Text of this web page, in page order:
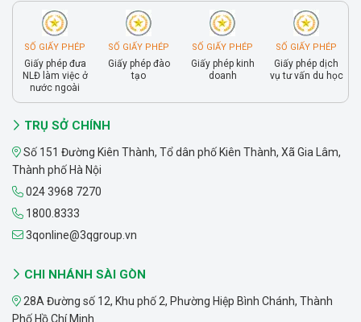
SỐ GIẤY PHÉP
Giấy phép đưa
NLĐ làm việc ở
nước ngoài
SỐ GIẤY PHÉP
Giấy phép đào
tạo
SỐ GIẤY PHÉP
Giấy phép kinh
doanh
SỐ GIẤY PHÉP
Giấy phép dịch
vụ tư vấn du học
TRỤ SỞ CHÍNH
Số 151 Đường Kiên Thành, Tổ dân phố Kiên Thành, Xã Gia Lâm,
Thành phố Hà Nội
024 3968 7270
1800.8333
3qonline@3qgroup.vn
CHI NHÁNH SÀI GÒN
28A Đường số 12, Khu phố 2, Phường Hiệp Bình Chánh, Thành
Phố Hồ Chí Minh